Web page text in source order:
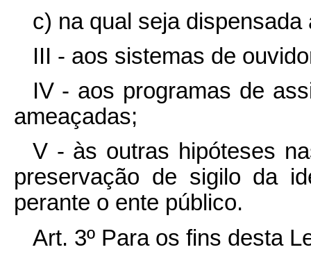
c) na qual seja
III - aos sistemas de
IV - aos programas de
ameaçadas;
V - às outras hipóteses
preservação de sigilo da
perante o ente público.
Art. 3º Para os fins desta